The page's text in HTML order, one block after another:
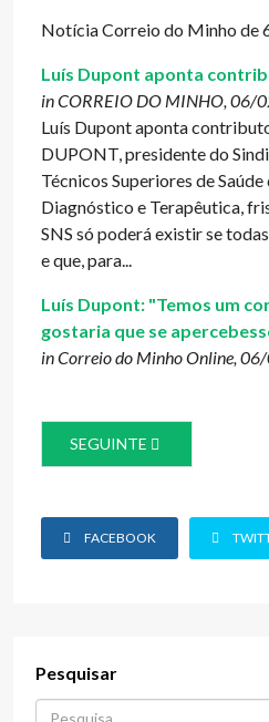
Notícia Correio do Minho de
Luís Dupont aponta
in CORREIO DO MINHO, 06/
Luís Dupont aponta
DUPONT, presidente do
Técnicos Superiores de Saúde
Diagnóstico e Terapêutica,
SNS só poderá existir se
e que, para...
Luís Dupont: "Temos um
gostaria que se
in Correio do Minho Online,
ARTIGO SEGUINTE:
SEGUINTE
FACEBOOK
Pesquisar
Procurar...